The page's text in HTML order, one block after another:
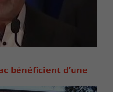
bénéficient d’une